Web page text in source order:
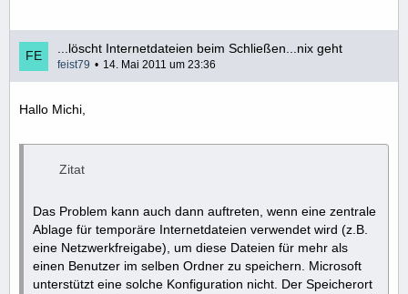
...löscht Internetdateien beim Schließen...nix geht
feist79 14. Mai 2011 um 23:36
Hallo Michi,
Zitat
Das Problem kann auch dann auftreten, wenn eine zentrale
Ablage für temporäre Internetdateien verwendet wird (z.B.
eine Netzwerkfreigabe), um diese Dateien für mehr als
einen Benutzer im selben Ordner zu speichern. Microsoft
unterstützt eine solche Konfiguration nicht. Der Speicherort